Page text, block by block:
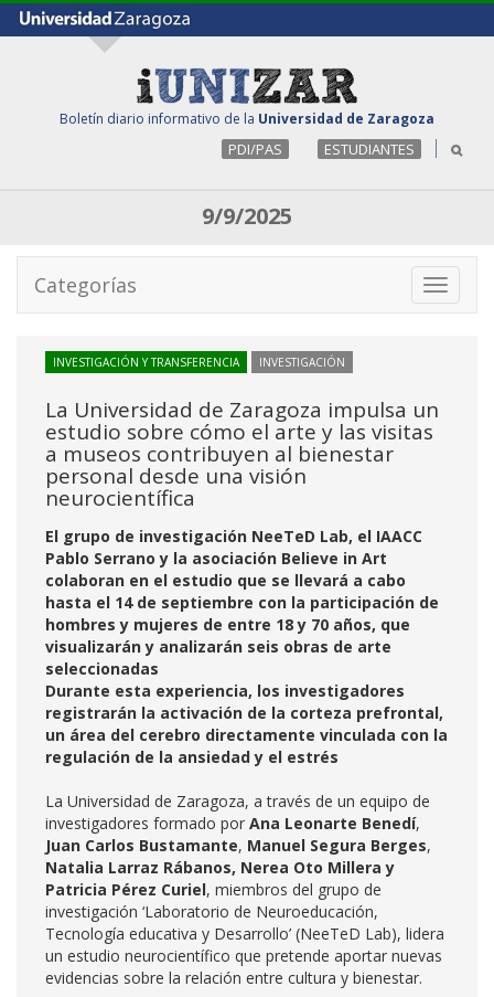
Boletín diario informativo de la Universidad de Zaragoza
PDI/PAS ESTUDIANTES
9/9/2025
Toggle
Categorías
INVESTIGACIÓN Y TRANSFERENCIA INVESTIGACIÓN
La Universidad de Zaragoza impulsa un
estudio sobre cómo el arte y las visitas
a museos contribuyen al bienestar
personal desde una visión
neurocientífica
El grupo de investigación NeeTeD Lab, el IAACC
Pablo Serrano y la asociación Believe in Art
colaboran en el estudio que se llevará a cabo
hasta el 14 de septiembre con la participación de
hombres y mujeres de entre 18 y 70 años, que
visualizarán y analizarán seis obras de arte
seleccionadas
Durante esta experiencia, los investigadores
registrarán la activación de la corteza prefrontal,
un área del cerebro directamente vinculada con la
regulación de la ansiedad y el estrés
La Universidad de Zaragoza, a través de un equipo de
investigadores formado por Ana Leonarte Benedí,
Juan Carlos Bustamante, Manuel Segura Berges,
Natalia Larraz Rábanos, Nerea Oto Millera y
Patricia Pérez Curiel, miembros del grupo de
investigación ‘Laboratorio de Neuroeducación,
Tecnología educativa y Desarrollo’ (NeeTeD Lab), lidera
un estudio neurocientífico que pretende aportar nuevas
evidencias sobre la relación entre cultura y bienestar.